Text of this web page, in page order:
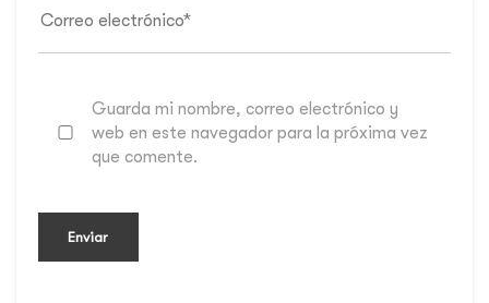
Guarda mi nombre, correo electrónico y
web en este navegador para la próxima vez
que comente.